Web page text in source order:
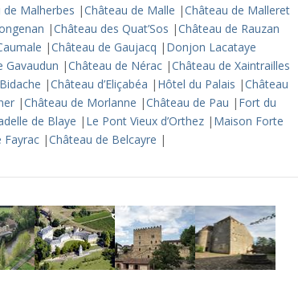
de Malherbes |Château de Malle |Château de Malleret
|Château des Quat’Sos |Château de Rauzan
|Château de Gaujacq | Donjon Lacataye
Gavaudun |Château de Nérac |Château de Xaintrailles
|Château d’Eliçabéa | Hôtel du Palais |Château
|Château de Morlanne |Château de Pau | Fort du
de Blaye | Le Pont Vieux d’Orthez | Maison Forte
Fayrac |Château de Belcayre |